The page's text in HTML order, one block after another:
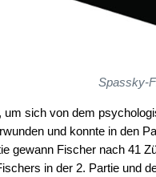
Spassky-
sich von dem
und konnte in den
gewann Fischer nach 41
in der 2. Partie und